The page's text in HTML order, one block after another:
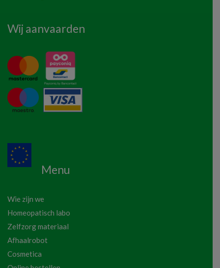
Wij aanvaarden
Menu
Wie zijn we
Homeopatisch labo
Zelfzorg materiaal
Afhaalrobot
Cosmetica